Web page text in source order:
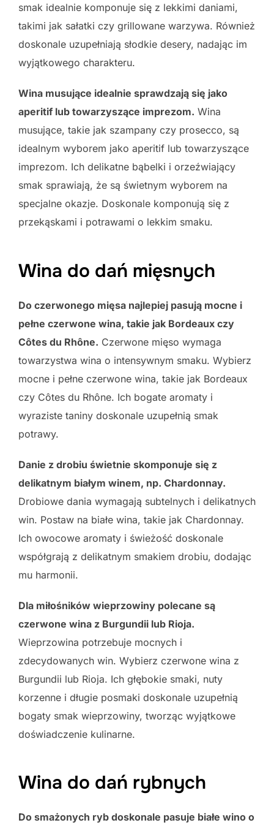
smak idealnie komponuje się z lekkimi daniami,
takimi jak sałatki czy grillowane warzywa. Również
doskonale uzupełniają słodkie desery, nadając im
wyjątkowego charakteru.
Wina musujące idealnie sprawdzają się jako
aperitif lub towarzyszące imprezom. Wina
musujące, takie jak szampany czy prosecco, są
idealnym wyborem jako aperitif lub towarzyszące
imprezom. Ich delikatne bąbelki i orzeźwiający
smak sprawiają, że są świetnym wyborem na
specjalne okazje. Doskonale komponują się z
przekąskami i potrawami o lekkim smaku.
Wina do dań mięsnych
Do czerwonego mięsa najlepiej pasują mocne i
pełne czerwone wina, takie jak Bordeaux czy
Côtes du Rhône. Czerwone mięso wymaga
towarzystwa wina o intensywnym smaku. Wybierz
mocne i pełne czerwone wina, takie jak Bordeaux
czy Côtes du Rhône. Ich bogate aromaty i
wyraziste taniny doskonale uzupełnią smak
potrawy.
Danie z drobiu świetnie skomponuje się z
delikatnym białym winem, np. Chardonnay.
Drobiowe dania wymagają subtelnych i delikatnych
win. Postaw na białe wina, takie jak Chardonnay.
Ich owocowe aromaty i świeżość doskonale
współgrają z delikatnym smakiem drobiu, dodając
mu harmonii.
Dla miłośników wieprzowiny polecane są
czerwone wina z Burgundii lub Rioja.
Wieprzowina potrzebuje mocnych i
zdecydowanych win. Wybierz czerwone wina z
Burgundii lub Rioja. Ich głębokie smaki, nuty
korzenne i długie posmaki doskonale uzupełnią
bogaty smak wieprzowiny, tworząc wyjątkowe
doświadczenie kulinarne.
Wina do dań rybnych
Do smażonych ryb doskonale pasuje białe wino o